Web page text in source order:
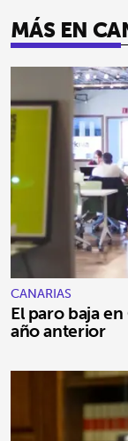
MÁS EN
CANARIAS
El paro baja
año anterior